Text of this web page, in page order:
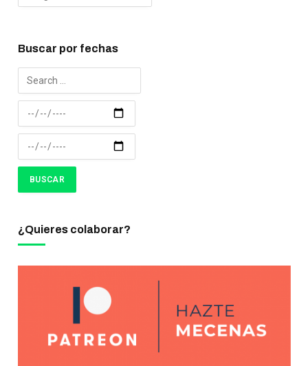
Buscar por fechas
¿Quieres colaborar?